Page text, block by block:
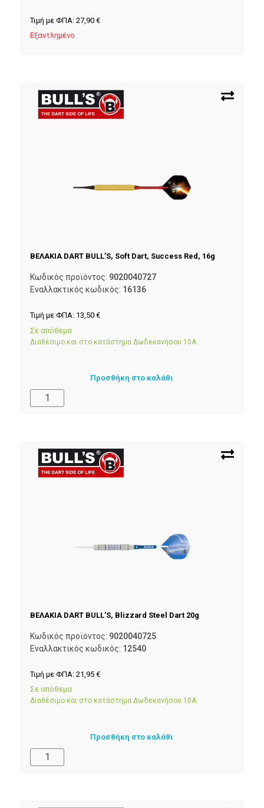
Τιμή με ΦΠΑ: 27,90 €
Εξαντλημένο
ΒΕΛΑΚΙΑ DART BULL’S, Soft Dart, Success Red, 16g
Κωδικός προϊόντος: 9020040727
Εναλλακτικός κωδικός: 16136
Τιμή με ΦΠΑ: 13,50 €
Σε απόθεμα
Διαθέσιμο και στο κατάστημα Δωδεκανήσου 10Α
Προσθήκη στο καλάθι
ΒΕΛΑΚΙΑ DART BULL’S, Blizzard Steel Dart 20g
Κωδικός προϊόντος: 9020040725
Εναλλακτικός κωδικός: 12540
Τιμή με ΦΠΑ: 21,95 €
Σε απόθεμα
Διαθέσιμο και στο κατάστημα Δωδεκανήσου 10Α
Προσθήκη στο καλάθι